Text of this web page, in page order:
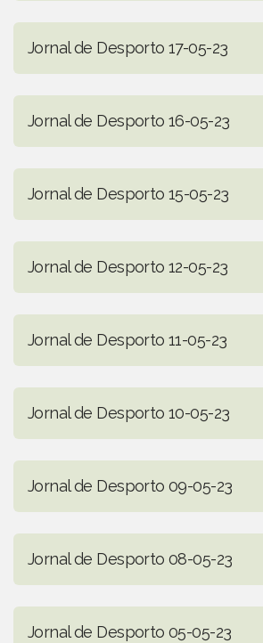
Jornal de Desporto 17-05-23
Jornal de Desporto 16-05-23
Jornal de Desporto 15-05-23
Jornal de Desporto 12-05-23
Jornal de Desporto 11-05-23
Jornal de Desporto 10-05-23
Jornal de Desporto 09-05-23
Jornal de Desporto 08-05-23
Jornal de Desporto 05-05-23